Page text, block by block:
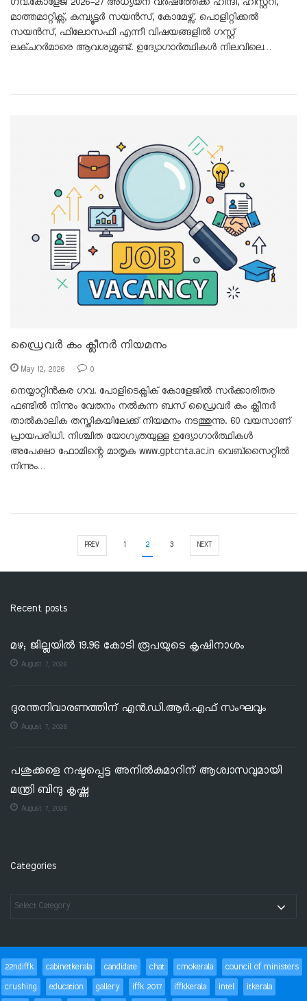
ഗവ.കോളേജ് 2026-27 അധ്യയന വർഷത്തേക്ക് ഹിന്ദി, ഹിസ്റ്ററി,
മാത്തമാറ്റിക്സ്, കമ്പ്യൂട്ടർ സയൻസ്, കോമേഴ്സ്. പൊളിറ്റിക്കൽ
സയൻസ്, ഫിലോസഫി എന്നീ വിഷയങ്ങളിൽ ഗസ്റ്റ്
ലക്ചറർമാരെ ആവശ്യമുണ്ട്. ഉദ്യോഗാർത്ഥികൾ നിലവിലെ…
ഡ്രൈവർ കം ക്ലീനർ നിയമനം
May 12, 2026 0
നെയ്യാറ്റിൻകര ഗവ. പോളിടെക്നിക് കോളേജിൽ സർക്കാരിതര
ഫണ്ടിൽ നിന്നും വേതനം നൽകുന്ന ബസ് ഡ്രൈവർ കം ക്ലീനർ
താൽകാലിക തസ്തികയിലേക്ക് നിയമനം നടത്തുന്നു. 60 വയസാണ്
പ്രായപരിധി. നിശ്ചിത യോഗ്യതയുള്ള ഉദ്യോഗാർത്ഥികൾ
അപേക്ഷാ ഫോമിന്റെ മാതൃക www.gptcnta.ac.in വെബ്സൈറ്റിൽ
നിന്നും…
PREV 1 2 3 NEXT
Recent posts
മഴ; ജില്ലയില്‍ 19.96 കോടി രൂപയുടെ കൃഷിനാശം
August 7, 2026
ദുരന്തനിവാരണത്തിന് എൻ.ഡി.ആർ.എഫ് സംഘവും
August 7, 2026
പശുക്കളെ നഷ്ടപ്പെട്ട അനിൽകുമാറിന് ആശ്വാസവുമായി
മന്ത്രി ബിന്ദു കൃഷ്ണ
August 7, 2026
Categories
22ndiffk cabinetkerala candidate chat cmokerala
council of ministers
crushing
education gallery iffk 2017 iffkkerala intel itkerala